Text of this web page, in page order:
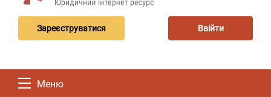
Зареєструватися Ввійти
Меню